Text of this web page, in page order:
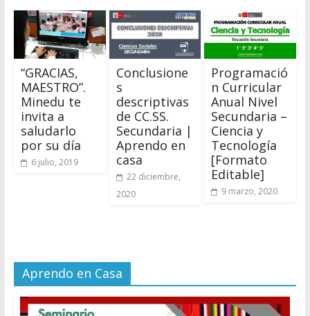
“GRACIAS,
MAESTRO”.
Minedu te
invita a
saludarlo
por su día
6 julio, 2019
Conclusione
s
descriptivas
de CC.SS.
Secundaria |
Aprendo en
casa
22 diciembre,
2020
Programació
n Curricular
Anual Nivel
Secundaria –
Ciencia y
Tecnología
[Formato
Editable]
9 marzo, 2020
Aprendo en Casa